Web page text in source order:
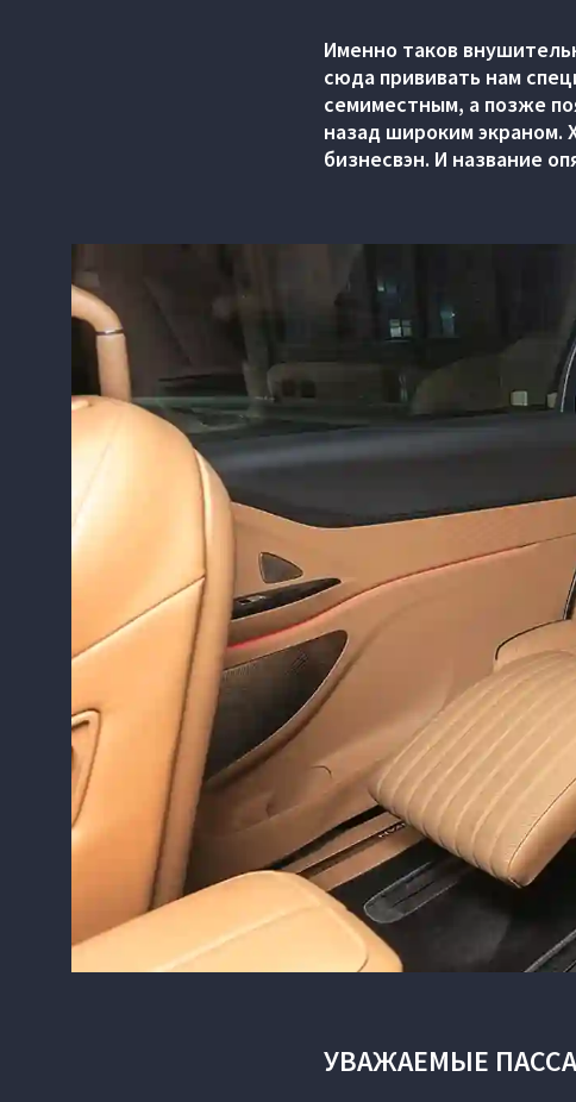
Именно таков
сюда прививать нам
семиместным, а позже
назад широким экраном.
бизнесвэн. И название
УВАЖАЕМЫЕ